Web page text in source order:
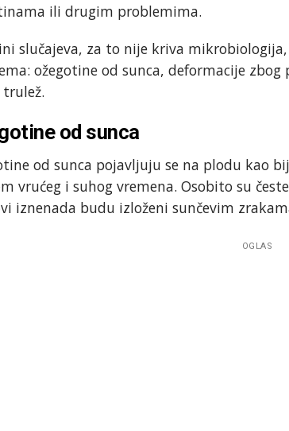
ili drugim problemima.
slučajeva, za to nije kriva
ožegotine od sunca, deformacije
od sunca
od sunca pojavljuju se na plodu kao
vrućeg i suhog vremena. Osobito su
iznenada budu izloženi sunčevim
OGLAS